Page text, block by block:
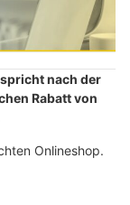
nach der
Rabatt von
Onlineshop.